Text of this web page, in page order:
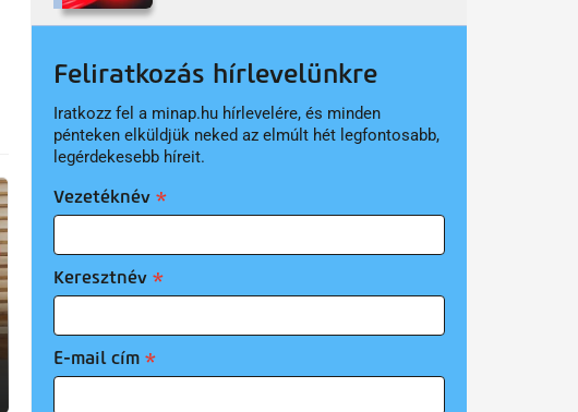
Feliratkozás hírlevelünkre
Iratkozz fel a minap.hu hírlevelére, és minden
pénteken elküldjük neked az elmúlt hét legfontosabb,
legérdekesebb híreit.
Vezetéknév
Keresztnév
E-mail cím